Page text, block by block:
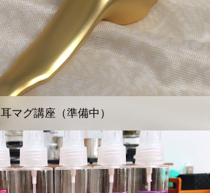
耳マグ講座（準備中）